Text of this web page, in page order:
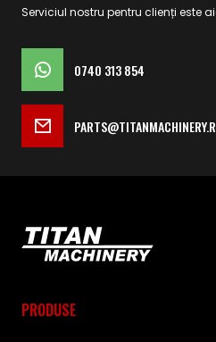
Serviciul nostru pentru clienți este
0740 313 854
PRODUSE